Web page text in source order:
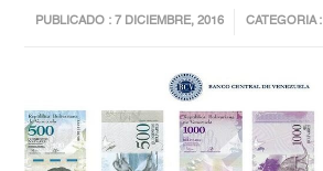
PUBLICADO : 7 DICIEMBRE, 2016 CATEGORIA :